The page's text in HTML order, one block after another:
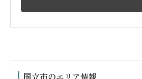
国立市のエリア情報